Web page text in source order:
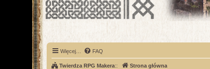
Więcej… FAQ
Twierdza RPG Makera:: Strona główna